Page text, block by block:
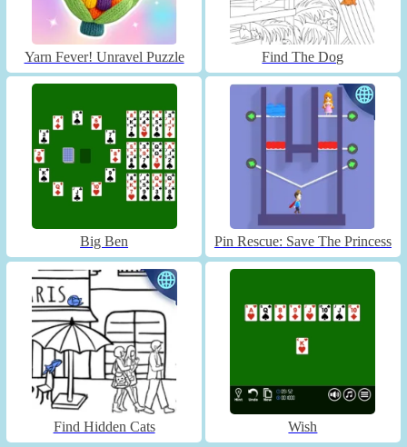
Yarn Fever! Unravel Puzzle Find The Dog
Big Ben Pin Rescue: Save The Princess
Find Hidden Cats Wish